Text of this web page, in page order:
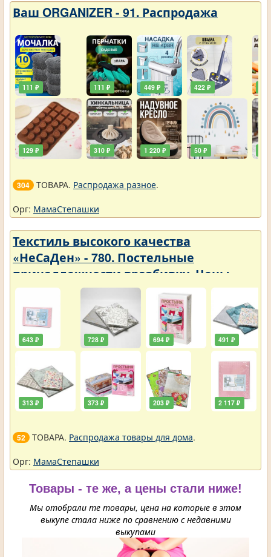
Ваш ORGANIZER - 91. Распродажа
111 ₽
129 ₽
111 ₽
310 ₽
449 ₽
1 220 ₽
422 ₽
50 ₽
304 ТОВАРА. Распродажа разное.
Орг: МамаСтепашки
Текстиль высокого качества
«НеСаДен» - 780. Постельные
принадлежности вразбивку. Цены
упали
643 ₽
313 ₽
728 ₽
373 ₽
694 ₽
203 ₽
491 ₽
2 117 ₽
52 ТОВАРА. Распродажа товары для дома.
Орг: МамаСтепашки
Товары - те же, а цены стали ниже!
Мы отобрали те товары, цена на которые в этом
выкупе стала ниже по сравнению с недавними
выкупами